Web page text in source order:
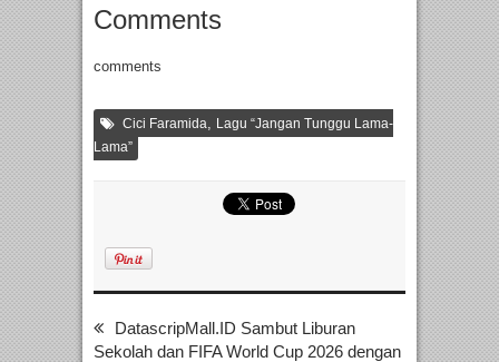
Comments
comments
Cici Faramida
Lagu “Jangan Tunggu Lama-
Lama”
DatascripMall.ID Sambut Liburan
Sekolah dan FIFA World Cup 2026 dengan